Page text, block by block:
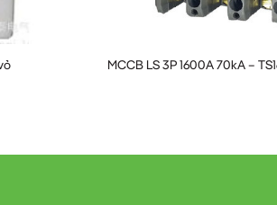
MCCB LS 3P 1600A 70kA –